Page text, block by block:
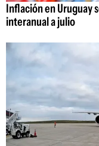
Inflación en Uruguay
interanual a julio